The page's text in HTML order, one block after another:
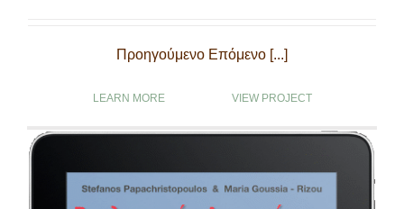
Προηγούμενο Επόμενο [...]
LEARN MORE VIEW PROJECT